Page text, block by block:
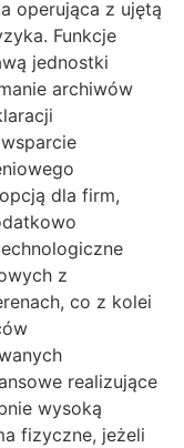
operująca z ujętą
Funkcje
jednostki
archiwów
dla firm,
z
co z kolei
realizujące
wysoką
fizyczne, jeżeli